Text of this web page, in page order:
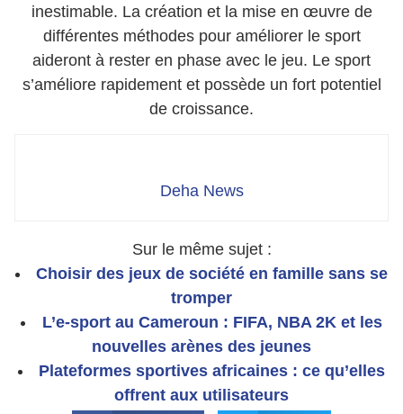
inestimable. La création et la mise en œuvre de
différentes méthodes pour améliorer le sport
aideront à rester en phase avec le jeu. Le sport
s’améliore rapidement et possède un fort potentiel
de croissance.
Deha News
Sur le même sujet :
Choisir des jeux de société en famille sans se
tromper
L’e-sport au Cameroun : FIFA, NBA 2K et les
nouvelles arènes des jeunes
Plateformes sportives africaines : ce qu’elles
offrent aux utilisateurs